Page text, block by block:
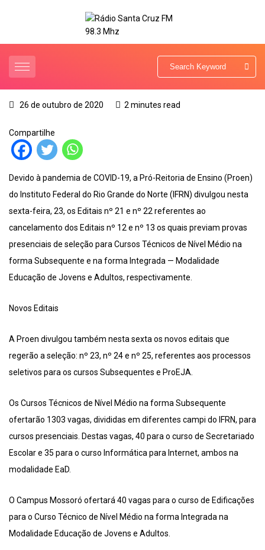
26 de outubro de 2020 2 minutes read
Compartilhe
Devido à pandemia de COVID-19, a Pró-Reitoria de Ensino (Proen)
do Instituto Federal do Rio Grande do Norte (IFRN) divulgou nesta
sexta-feira, 23, os Editais nº 21 e nº 22 referentes ao
cancelamento dos Editais nº 12 e nº 13 os quais previam provas
presenciais de seleção para Cursos Técnicos de Nível Médio na
forma Subsequente e na forma Integrada — Modalidade
Educação de Jovens e Adultos, respectivamente.
Novos Editais
A Proen divulgou também nesta sexta os novos editais que
regerão a seleção: nº 23, nº 24 e nº 25, referentes aos processos
seletivos para os cursos Subsequentes e ProEJA.
Os Cursos Técnicos de Nível Médio na forma Subsequente
ofertarão 1303 vagas, divididas em diferentes campi do IFRN, para
cursos presenciais. Destas vagas, 40 para o curso de Secretariado
Escolar e 35 para o curso Informática para Internet, ambos na
modalidade EaD.
O Campus Mossoró ofertará 40 vagas para o curso de Edificações
para o Curso Técnico de Nível Médio na forma Integrada na
Modalidade Educação de Jovens e Adultos.